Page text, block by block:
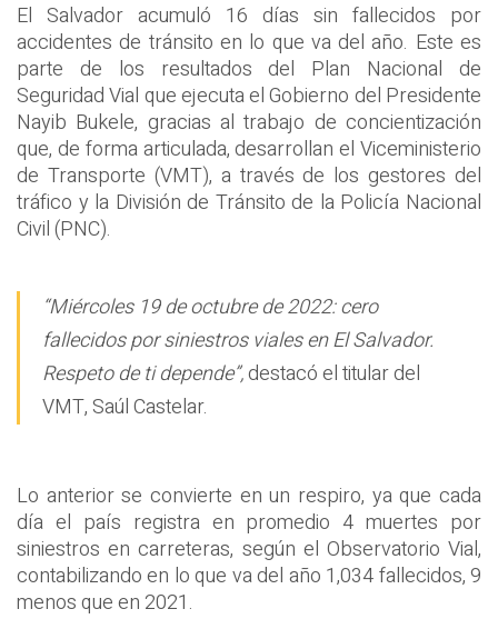
El Salvador acumuló 16 días sin fallecidos por
accidentes de tránsito en lo que va del año. Este es
parte de los resultados del Plan Nacional de
Seguridad Vial que ejecuta el Gobierno del Presidente
Nayib Bukele, gracias al trabajo de concientización
que, de forma articulada, desarrollan el Viceministerio
de Transporte (VMT), a través de los gestores del
tráfico y la División de Tránsito de la Policía Nacional
Civil (PNC).
“Miércoles 19 de octubre de 2022: cero
fallecidos por siniestros viales en El Salvador.
Respeto de ti depende”,destacó el titular del
VMT, Saúl Castelar.
Lo anterior se convierte en un respiro, ya que cada
día el país registra en promedio 4 muertes por
siniestros en carreteras, según el Observatorio Vial,
contabilizando en lo que va del año 1,034 fallecidos, 9
menos que en 2021.